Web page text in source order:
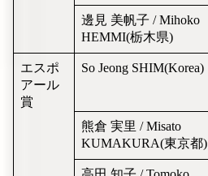
邊見 美帆子 / Mihoko
HEMMI(栃木県)
エスポ
アール
賞
So Jeong SHIM(Korea)
熊倉 実里 / Misato
KUMAKURA(東京都)